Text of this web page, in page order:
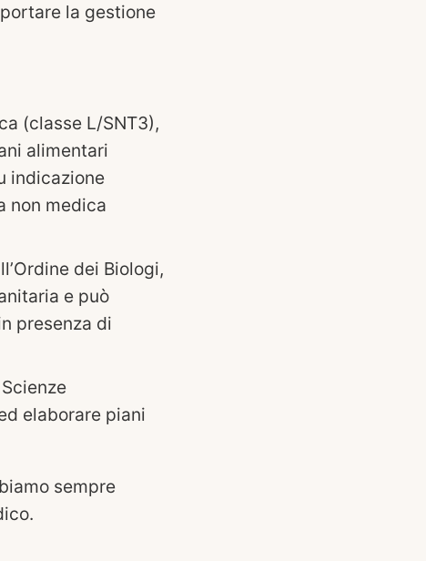
la gestione
(classe L/SNT3),
alimentari
indicazione
non medica
dei Biologi,
e può
presenza di
elaborare piani
sempre